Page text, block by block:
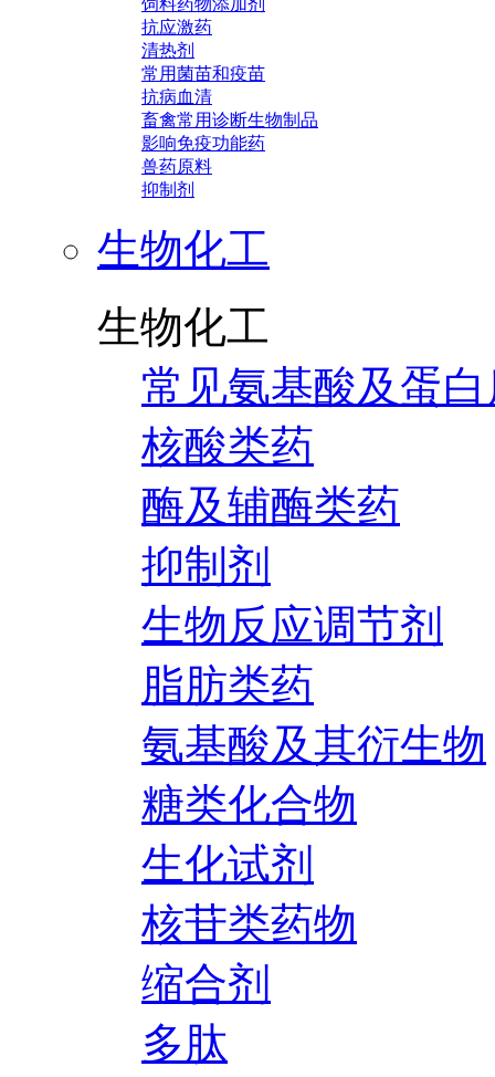
饲料药物添加剂
抗应激药
清热剂
常用菌苗和疫苗
抗病血清
畜禽常用诊断生物制品
影响免疫功能药
兽药原料
抑制剂
生物化工
生物化工
常见氨基酸及蛋
核酸类药
酶及辅酶类药
抑制剂
生物反应调节剂
脂肪类药
氨基酸及其衍生物
糖类化合物
生化试剂
核苷类药物
缩合剂
多肽